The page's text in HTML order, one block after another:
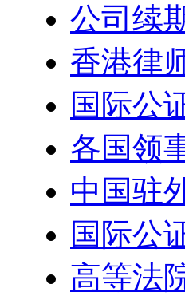
公司续
香港律
国际公
各国领
中国驻
国际公
高等法